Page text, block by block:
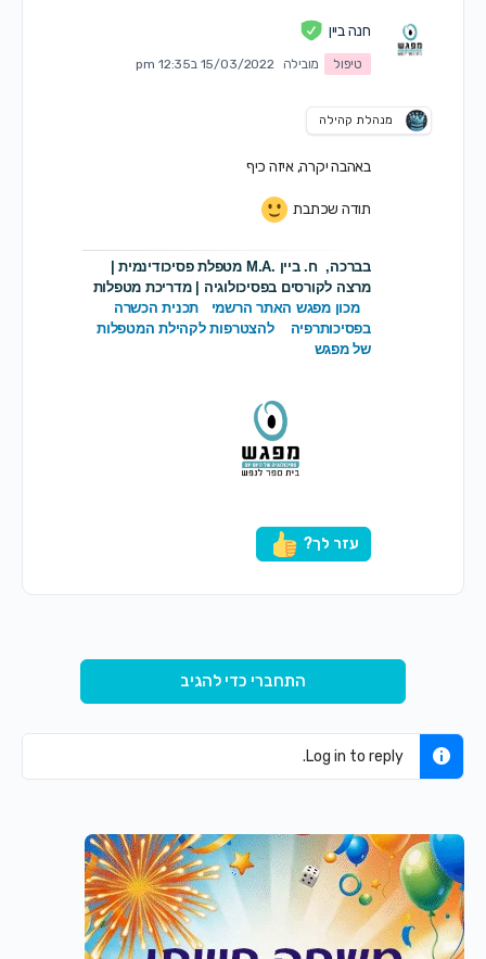
חנה ביין
טיפול מובילה 15/03/2022 ב12:35 pm
מנהלת קהילה
באהבה יקרה, איזה כיף
תודה שכתבת
בברכה, ח. ביין .M.A מטפלת פסיכודינמית |
מרצה לקורסים בפסיכולוגיה | מדריכת מטפלות
מכון מפגש האתר הרשמי
תכנית הכשרה
בפסיכותרפיה
להצטרפות לקהילת המטפלות
של מפגש
עזר לך?
התחברי כדי להגיב
Log in to reply.